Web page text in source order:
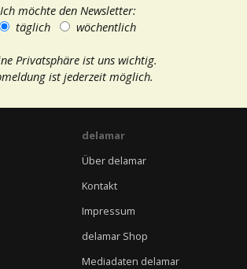
Ich möchte den Newsletter:
täglich
wöchentlich
Privatsphäre ist uns wichtig.
ist jederzeit möglich.
delamar
Über delamar
Kontakt
Impressum
delamar Shop
Mediadaten delamar